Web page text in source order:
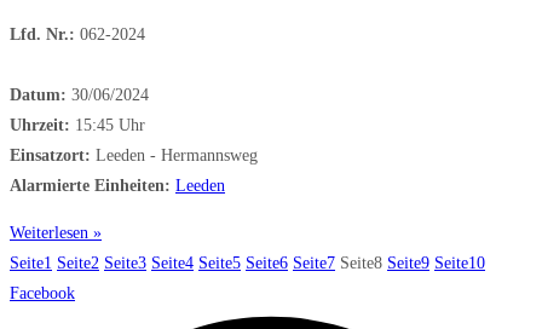
Lfd. Nr.: 062-2024
Datum: 30/06/2024
Uhrzeit: 15:45 Uhr
Einsatzort: Leeden - Hermannsweg
Alarmierte Einheiten: Leeden
Weiterlesen »
Seite1 Seite2 Seite3 Seite4 Seite5 Seite6 Seite7 Seite8 Seite9 Seite10
Facebook